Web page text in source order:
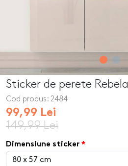
Sticker de perete Rebela
Cod produs: 2484
99,99 Lei
149,99 Lei
Dimensiune sticker